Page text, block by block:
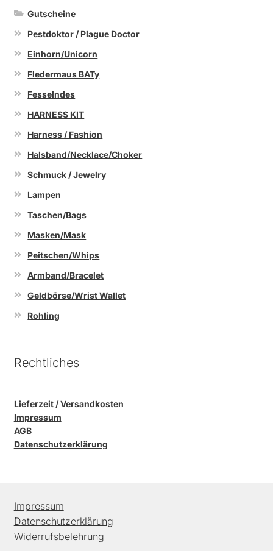
Gutscheine
Pestdoktor / Plague Doctor
Einhorn/Unicorn
Fledermaus BATy
Fesselndes
HARNESS KIT
Harness / Fashion
Halsband/Necklace/Choker
Schmuck / Jewelry
Lampen
Taschen/Bags
Masken/Mask
Peitschen/Whips
Armband/Bracelet
Geldbörse/Wrist Wallet
Rohling
Rechtliches
Lieferzeit / Versandkosten
Impressum
AGB
Datenschutzerklärung
Impressum
Datenschutzerklärung
Widerrufsbelehrung